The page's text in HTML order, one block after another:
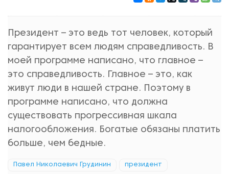
Президент – это ведь тот человек, который
гарантирует всем людям справедливость. В
моей программе написано, что главное –
это справедливость. Главное – это, как
живут люди в нашей стране. Поэтому в
программе написано, что должна
существовать прогрессивная шкала
налогообложения. Богатые обязаны платить
больше, чем бедные.
Павел Николаевич Грудинин президент